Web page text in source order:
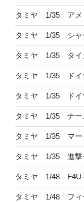
タミヤ 1/35 アメ
タミヤ 1/35 シャ
タミヤ 1/35 タイ
タミヤ 1/35 ドイ
タミヤ 1/35 ドイ
タミヤ 1/35 ナー
タミヤ 1/35 マー
タミヤ 1/35 進撃
タミヤ 1/48 F4U-
タミヤ 1/48 フィ